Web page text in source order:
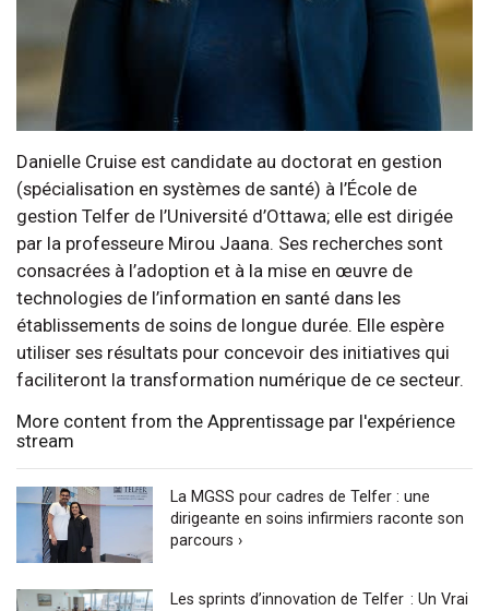
Danielle Cruise est candidate au doctorat en gestion
(spécialisation en systèmes de santé) à l’École de
gestion Telfer de l’Université d’Ottawa; elle est dirigée
par la professeure Mirou Jaana. Ses recherches sont
consacrées à l’adoption et à la mise en œuvre de
technologies de l’information en santé dans les
établissements de soins de longue durée. Elle espère
utiliser ses résultats pour concevoir des initiatives qui
faciliteront la transformation numérique de ce secteur.
More content from the Apprentissage par l'expérience
stream
La MGSS pour cadres de Telfer : une
dirigeante en soins infirmiers raconte son
parcours ›
Les sprints d’innovation de Telfer : Un Vrai